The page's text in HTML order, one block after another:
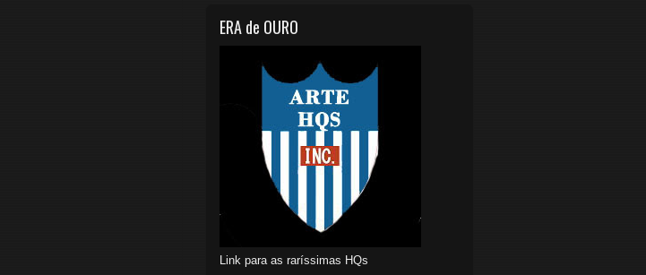
ERA de OURO
Link para as raríssimas HQs